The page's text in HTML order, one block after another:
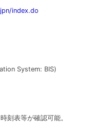
index.do
System: BIS)
刻表等が確認可能。